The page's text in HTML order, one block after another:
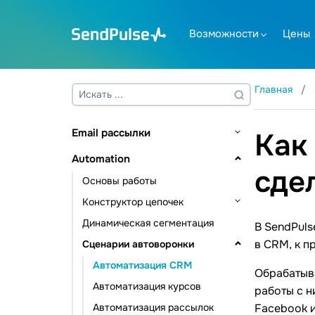
Возможности Цены
Email рассылки
Основы работы
Адресные книги и контакты
Управление контактами
Управление данными контактов
Инструменты подписки
Создание шаблона
Отправка рассылки
Email валидатор
Дополнительные возможности
Статистика и аналитика
Automation
Основы работы
Конструктор цепочек
Триггеры цепочки
Элементы коммуникации
Элементы действия
Другие элементы
Динамическая сегментация
Сценарии автоворонки
Автоматизация CRM
Автоматизация курсов
Автоматизация рассылок
Главная
В
в CRM, к
работы с
Facebook